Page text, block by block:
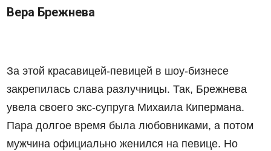
Вера Брежнева
За этой красавицей-певицей в шоу-бизнесе
закрепилась слава разлучницы. Так, Брежнева
увела своего экс-супруга Михаила Кипермана.
Пара долгое время была любовниками, а потом
мужчина официально женился на певице. Но